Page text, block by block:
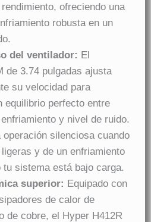
ofreciendo una
robusta en un
del ventilador: El
de 3.74 pulgadas ajusta
su velocidad para
equilibrio perfecto entre
y nivel de ruido.
operación silenciosa cuando
y de un enfriamiento
tu sistema está bajo carga.
superior: Equipado con
de calor de
de cobre, el Hyper H412R